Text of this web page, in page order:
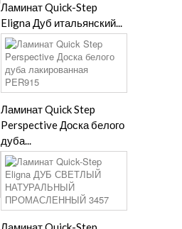
Ламинат Quick-Step
Eligna Дуб итальянский...
Ламинат Quick Step
Perspective Доска белого
дуба...